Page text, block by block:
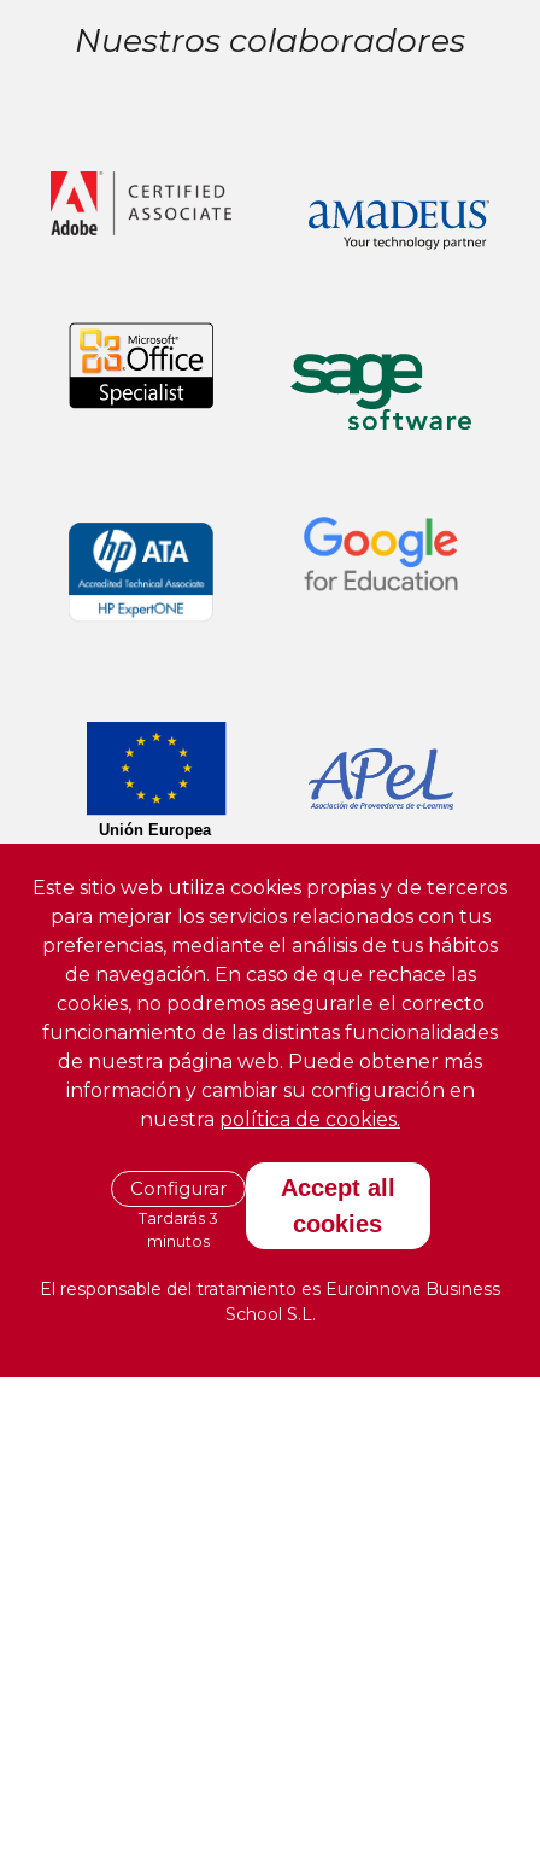
Nuestros colaboradores
Este sitio web utiliza cookies propias y de terceros
para mejorar los servicios relacionados con tus
preferencias, mediante el análisis de tus hábitos
de navegación. En caso de que rechace las
cookies, no podremos asegurarle el correcto
funcionamiento de las distintas funcionalidades
de nuestra página web. Puede obtener más
información y cambiar su configuración en
nuestra política de cookies.
Configurar
Tardarás 3
minutos
Accept all
cookies
El responsable del tratamiento es Euroinnova Business
School S.L.